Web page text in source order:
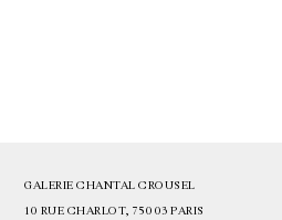
GALERIE CHANTAL CROUSEL
10 RUE CHARLOT, 75003 PARIS